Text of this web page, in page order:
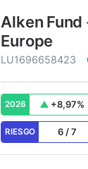
Alken
Europe
LU1696658423
2026 +8,97%
RIESGO 6/7